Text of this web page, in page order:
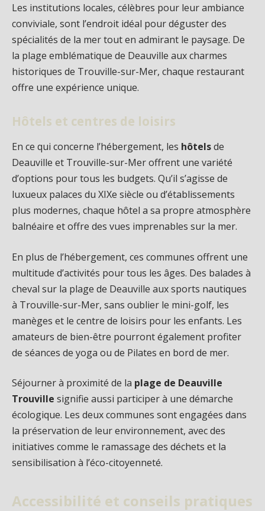
Les institutions locales, célèbres pour leur ambiance
conviviale, sont l’endroit idéal pour déguster des
spécialités de la mer tout en admirant le paysage. De
la plage emblématique de Deauville aux charmes
historiques de Trouville-sur-Mer, chaque restaurant
offre une expérience unique.
Hôtels et centres de loisirs
En ce qui concerne l’hébergement, les hôtelsde
Deauville et Trouville-sur-Mer offrent une variété
d’options pour tous les budgets. Qu’il s’agisse de
luxueux palaces du XIXe siècle ou d’établissements
plus modernes, chaque hôtel a sa propre atmosphère
balnéaire et offre des vues imprenables sur la mer.
En plus de l’hébergement, ces communes offrent une
multitude d’activités pour tous les âges. Des balades à
cheval sur la plage de Deauville aux sports nautiques
à Trouville-sur-Mer, sans oublier le mini-golf, les
manèges et le centre de loisirs pour les enfants. Les
amateurs de bien-être pourront également profiter
de séances de yoga ou de Pilates en bord de mer.
Séjourner à proximité de la plage de Deauville
Trouville signifie aussi participer à une démarche
écologique. Les deux communes sont engagées dans
la préservation de leur environnement, avec des
initiatives comme le ramassage des déchets et la
sensibilisation à l’éco-citoyenneté.
Accessibilité et conseils pratiques